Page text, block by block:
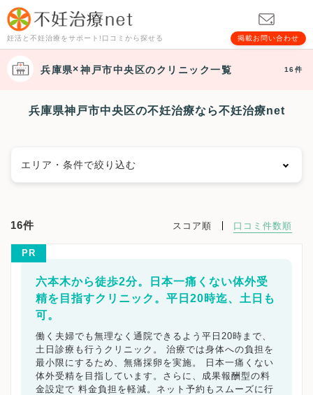
妊活と不妊治療をサポート!口コミから探せる 掲載お問い合わせ
兵庫県 神戸市中央区のクリニック一覧 16件
兵庫県神戸市中央区の不妊治療なら不妊治療net
エリア・条件で絞り込む
神戸市長田区
尼崎市
明石市 西宮市 洲本市 芦屋市
伊丹市
相生市
豊岡市 加古川市 赤穂市 西脇市
宝塚市
三木市
丹波篠山市
養父市 丹波市
朝来市
淡路市
宍粟市 加東市 たつの市 兵庫県その他地域
キーワードで絞る
16件 スコア順 口コミ件数順
PR
六本木から徒歩2分。日本一痛くない体外受
精を目指すクリニック。平日20時迄、土日も
可。
働く夫婦でも無理なく通院できるよう平日20時まで、
土日診療も行うクリニック。 治療では身体への負担を
最小限にするため、無痛採卵を実施。 日本一痛くない
体外受精を目指しています。さらに、成果報酬型の料
金設定で 料金負担を軽減。ネット予約もスムーズに行